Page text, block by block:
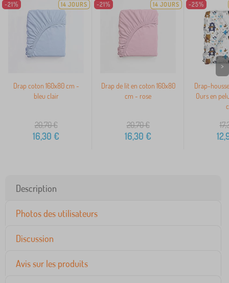
-21% 14 JOURS
Drap coton 160x80 cm -
bleu clair
20,70€
16,30 €
-21% 14 JOURS
Drap de lit en coton 160x80
cm - rose
20,70€
16,30 €
-25%
Drap-
Ours en
>
Description
Photos des utilisateurs
Discussion
Avis sur les produits